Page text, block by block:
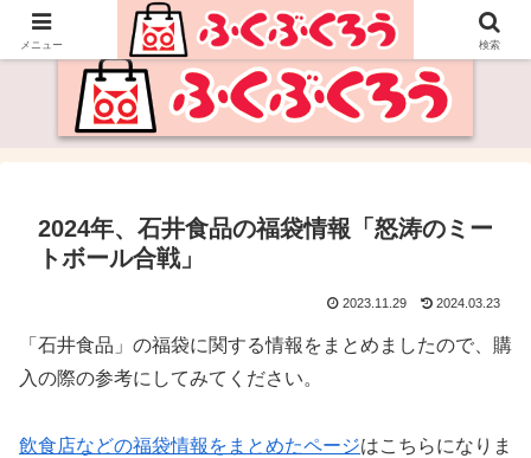
福袋・セールの情報サイト
2024年、石井食品の福袋情報「怒涛のミー
トボール合戦」
2023.11.29 2024.03.23
「石井食品」の福袋に関する情報をまとめましたので、購
入の際の参考にしてみてください。
飲食店などの福袋情報をまとめたページはこちらになりま
メニュー 検索